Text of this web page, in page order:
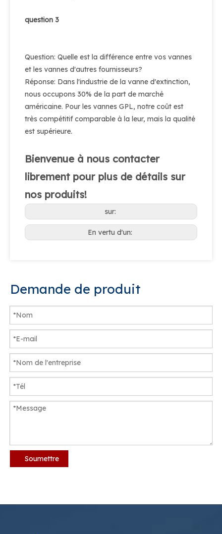
question 3
Question: Quelle est la différence entre vos vannes
et les vannes d'autres fournisseurs?
Réponse: Dans l'industrie de la vanne d'extinction,
nous occupons 30% de la part de marché
américaine. Pour les vannes GPL, notre coût est
très compétitif comparable à la leur, mais la qualité
est supérieure.
Bienvenue à nous contacter
librement pour plus de détails sur
nos produits!
sur:
En vertu d'un:
Demande de produit
Soumettre